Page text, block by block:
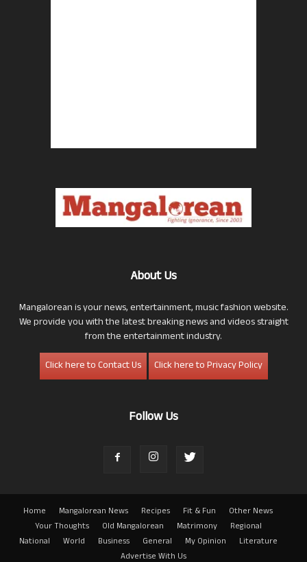
About Us
Mangalorean is your news, entertainment, music fashion website.
We provide you with the latest breaking news and videos straight
from the entertainment industry.
Click here to Contact Us
Click here to Privacy Policy
Follow Us
Home Mangalorean News Recipes Fit & Fun
Other News
Your Thoughts
Old Mangalorean Matrimony
Regional
National
World Business General My Opinion
Literature
Advertise With Us